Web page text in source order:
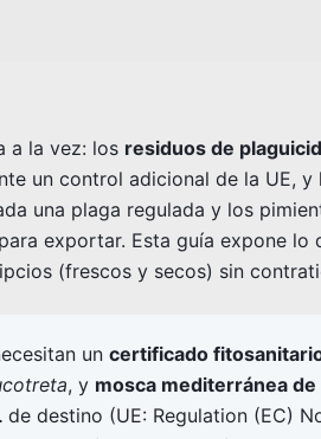
a la vez: los residuos de
un control adicional de la UE, y
una plaga regulada y los
exportar. Esta guía expone lo
(frescos y secos) sin
un certificado
, y mosca mediterránea
de destino (UE: Regulation (EC)